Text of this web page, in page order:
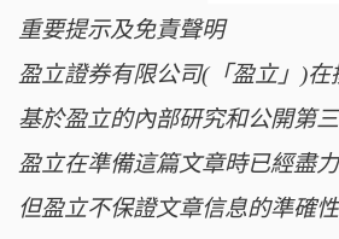
重要提示及免責聲明
盈立證券有限公司(「盈立」)
基於盈立的內部研究和公開第
盈立在準備這篇文章時已經盡
但盈立不保證文章信息的準確